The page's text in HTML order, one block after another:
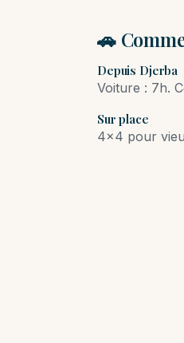
🚗
Depuis Djerba
Voiture : 7h.
Sur place
4×4 pour